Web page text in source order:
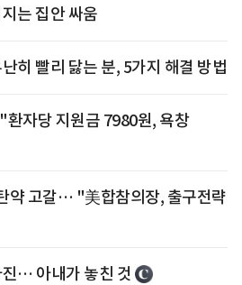
는 집안 싸움
히 빨리 닳는 분, 5가지 해결 방법
자당 지원금 7980원, 욕창
약 고갈… "美합참의장, 출구전략
… 아내가 놓친 것